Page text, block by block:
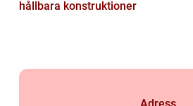
hållbara konstruktioner